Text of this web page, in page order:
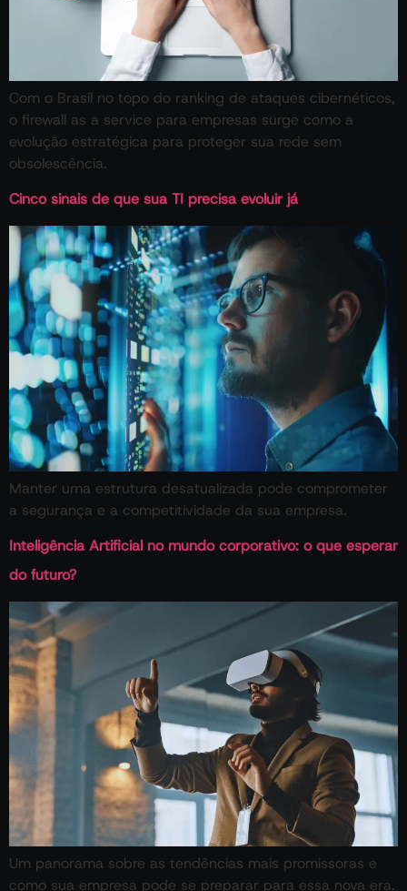
Com o Brasil no topo do ranking de ataques cibernéticos,
o firewall as a service para empresas surge como a
evolução estratégica para proteger sua rede sem
obsolescência.
Cinco sinais de que sua TI precisa evoluir já
Manter uma estrutura desatualizada pode comprometer
a segurança e a competitividade da sua empresa.
Inteligência Artificial no mundo corporativo: o que esperar
do futuro?
Um panorama sobre as tendências mais promissoras e
como sua empresa pode se preparar para essa nova era.